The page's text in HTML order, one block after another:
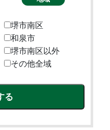
堺市南区
和泉市
堺市南区以外
その他全域